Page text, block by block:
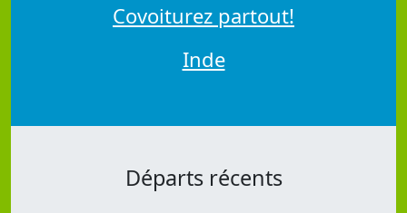
Covoiturez partout!
Inde
Départs récents